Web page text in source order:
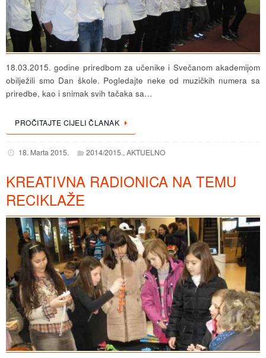
18.03.2015. godine priredbom za učenike i Svečanom akademijom
obilježili smo Dan škole. Pogledajte neke od muzičkih numera sa
priredbe, kao i snimak svih tačaka sa…
PROČITAJTE CIJELI ČLANAK
18. Marta 2015. 2014/2015.,AKTUELNO
KREATIVNA RADIONICA NA TEMU
RECIKLAŽE